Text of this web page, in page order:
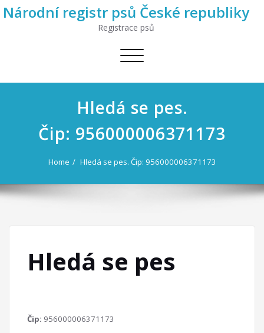
Národní registr psů České republiky
Registrace psů
Toggle
Hledá se pes.
Čip: 956000006371173
Home Hledá se pes. Čip: 956000006371173
Hledá se pes
Čip: 956000006371173